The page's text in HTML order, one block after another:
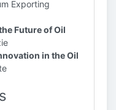
Exporting
Future of Oil
in the Oil